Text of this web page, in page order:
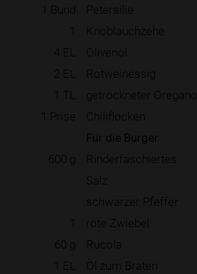
1 Bund
Petersilie
1
Knoblauchzehe
4 EL
Olivenöl
2 EL
Rotweinessig
1 TL
getrockneter Oregano
1 Prise Chiliflocken
Für die Burger
600 g
Rinderfaschiertes
Salz
schwarzer Pfeffer
1
rote Zwiebel
60 g
Rucola
1 EL
Öl zum Braten